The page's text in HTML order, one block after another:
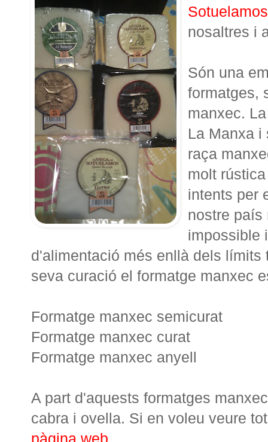
Sotuelamos
nosaltres i
Són una
formatges,
manxec.
La Manxa i
raça
molt
intents per
nostre país
impossible
d'alimentació més enllà dels
seva curació el formatge manxec
Formatge manxec semicurat
Formatge manxec curat
Formatge manxec anyell
A part d'aquests formatges
cabra i ovella. Si en voleu veure
pàgina web